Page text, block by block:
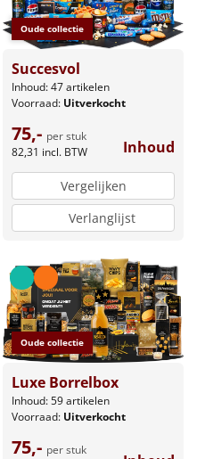
Oude collectie
Succesvol
Inhoud: 47 artikelen
Voorraad: Uitverkocht
75,- per stuk
82,31 incl. BTW Inhoud
Vergelijken
Verlanglijst
Oude collectie
Luxe Borrelbox
Inhoud: 59 artikelen
Voorraad: Uitverkocht
75,- per stuk